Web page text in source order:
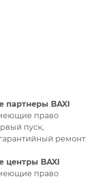
партнеры BAXI
право
пуск,
ремонт
центры BAXI
право